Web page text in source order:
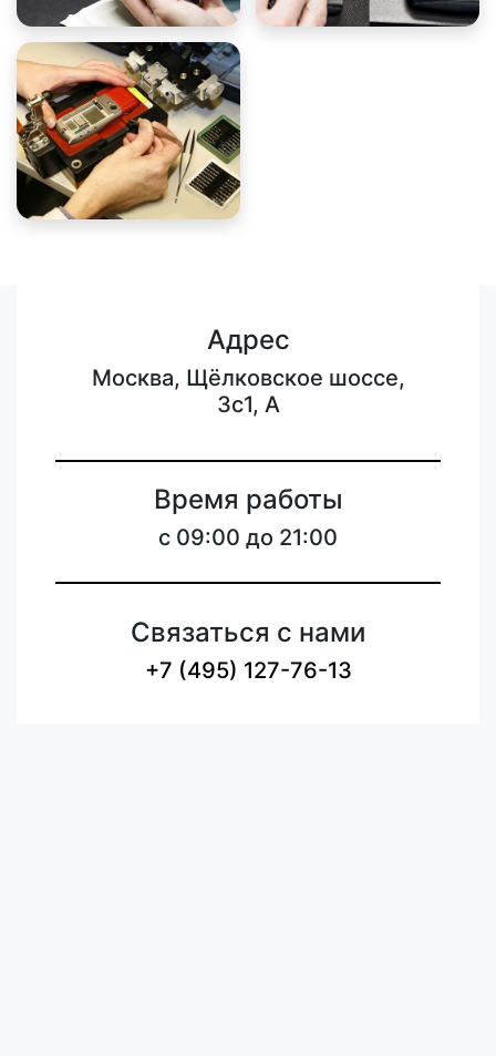
Адрес
Москва, Щёлковское шоссе,
3с1, А
Время работы
c 09:00 до 21:00
Связаться с нами
+7 (495) 127-76-13